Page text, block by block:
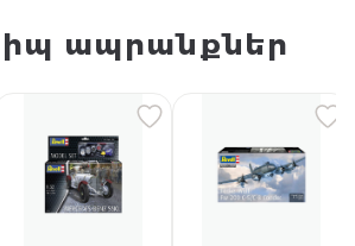
ապրանքներ